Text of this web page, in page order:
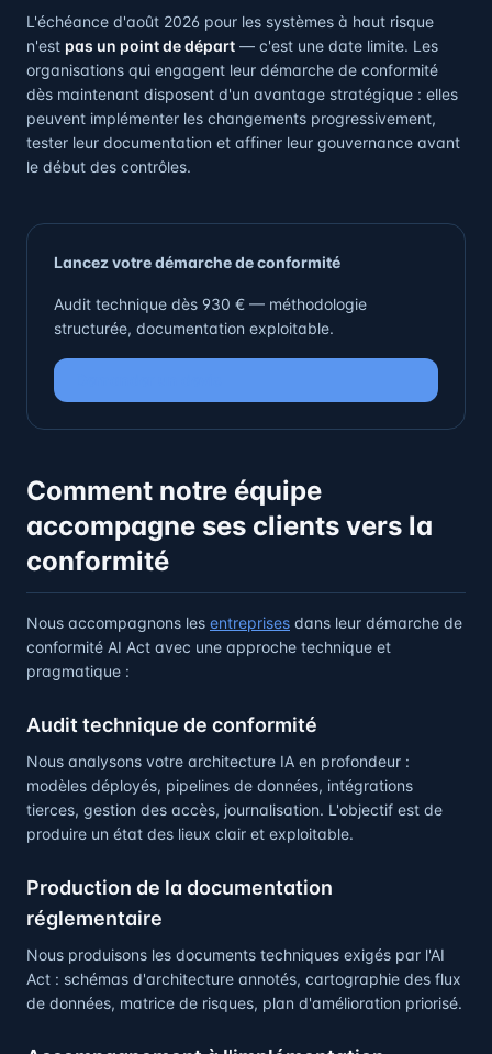
L'échéance d'août 2026 pour les systèmes à haut risque
n'est pas un point de départ — c'est une date limite. Les
organisations qui engagent leur démarche de conformité
dès maintenant disposent d'un avantage stratégique : elles
peuvent implémenter les changements progressivement,
tester leur documentation et affiner leur gouvernance avant
le début des contrôles.
Lancez votre démarche de conformité
Audit technique dès 930 € — méthodologie
structurée, documentation exploitable.
Comment notre équipe
accompagne ses clients vers la
conformité
Nous accompagnons les entreprises dans leur démarche de
conformité AI Act avec une approche technique et
pragmatique :
Audit technique de conformité
Nous analysons votre architecture IA en profondeur :
modèles déployés, pipelines de données, intégrations
tierces, gestion des accès, journalisation. L'objectif est de
produire un état des lieux clair et exploitable.
Production de la documentation
réglementaire
Nous produisons les documents techniques exigés par l'AI
Act : schémas d'architecture annotés, cartographie des flux
de données, matrice de risques, plan d'amélioration priorisé.